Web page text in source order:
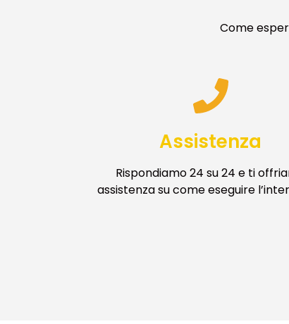
Come
Assistenza
Rispondiamo 24 su 24 e ti
assistenza su come eseguire